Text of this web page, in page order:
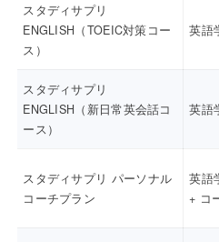
スタディサプリ
ENGLISH（TOEIC対策コー
ス）
英語
スタディサプリ
ENGLISH（新日常英会話コ
ース）
英語
スタディサプリ パーソナル
コーチプラン
英語
+ コ